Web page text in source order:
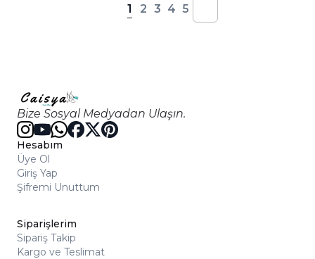
1 2 3 4 5
Bize Sosyal Medyadan Ulaşın.
Hesabım
Üye Ol
Giriş Yap
Şifremi Unuttum
Siparişlerim
Sipariş Takip
Kargo ve Teslimat